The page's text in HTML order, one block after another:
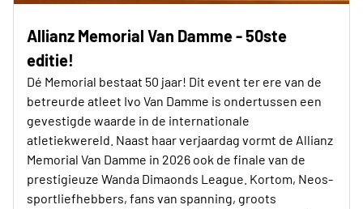
Allianz Memorial Van Damme - 50ste
editie!
Dé Memorial bestaat 50 jaar! Dit event ter ere van de
betreurde atleet Ivo Van Damme is ondertussen een
gevestigde waarde in de internationale
atletiekwereld. Naast haar verjaardag vormt de Allianz
Memorial Van Damme in 2026 ook de finale van de
prestigieuze Wanda Dimaonds League. Kortom, Neos-
sportliefhebbers, fans van spanning, groots